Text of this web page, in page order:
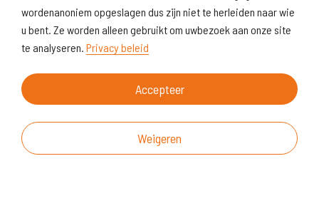
wordenanoniem opgeslagen dus zijn niet te herleiden naar wie
u bent. Ze worden alleen gebruikt om uwbezoek aan onze site
te analyseren. Privacy beleid
Accepteer
Weigeren